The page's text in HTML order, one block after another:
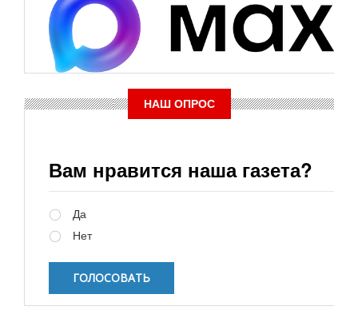
НАШ ОПРОС
Вам нравится наша газета?
Да
Нет